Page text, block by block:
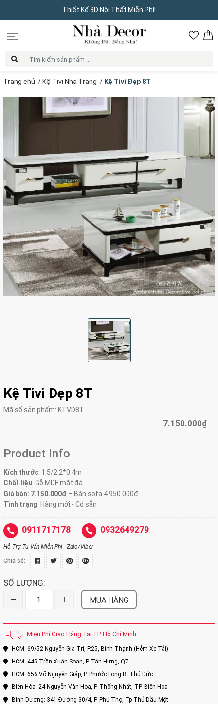
Thiết Kế 3D Nội Thất Miễn Phí!
Trang chủ / Kệ Tivi Nha Trang / Kệ Tivi Đẹp 8T
Kệ Tivi Đẹp 8T
Mã số sản phẩm: KTVD8T
7.150.000₫
Product Info
Kích thước: 1.5/2.2*0.4m
Chất liệu: Gỗ MDF mặt đá.
Giá bán: 7.150.000đ – Bàn sofa 4.950.000đ
Tình trạng: Hàng mới - Có sẵn
0911717178 0932649279
Hỗ Trợ Tư Vấn Miễn Phí - Zalo/Viber
Chia sẻ:
SỐ LƯỢNG:
– + MUA HÀNG
Miễn Phí Giao Hàng Tại TP. Hồ Chí Minh
HCM: 69/52 Nguyễn Gia Trí, P.25, Bình Thạnh (Hẻm Xe Tải)
HCM: 445 Trần Xuân Soạn, P. Tân Hưng, Q7
HCM: 656 Võ Nguyên Giáp, P. Phước Long B, Thủ Đức.
Biên Hòa: 24 Nguyễn Văn Hoa, P. Thống Nhất, TP. Biên Hòa
Bình Dương: 341 Đường 30/4, P. Phú Thọ, Tp Thủ Dầu Một